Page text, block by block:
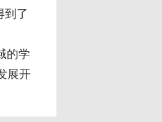
到了
的学
展开